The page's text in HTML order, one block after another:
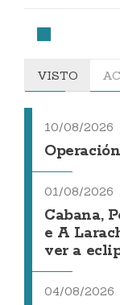
VISTO
10/08/2026
01/08/2026
Cabana,
e A
ver a
04/08/2026